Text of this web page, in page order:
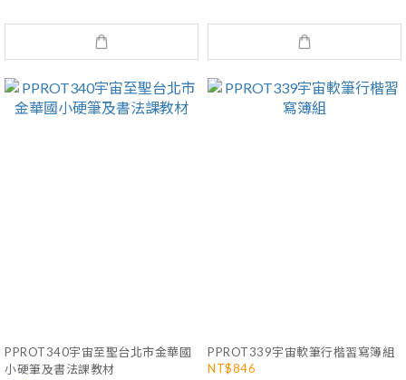
PPROT340宇宙至聖台北市金華國
小硬筆及書法課教材
PPROT339宇宙軟筆行楷習寫簿組
NT$846